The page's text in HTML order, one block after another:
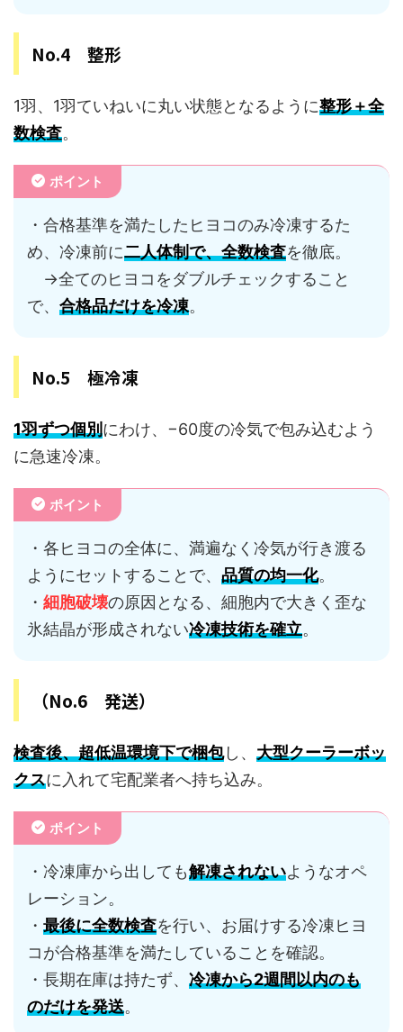
No.4 整形
1羽、1羽ていねいに丸い状態となるように整形＋全
数検査。
ポイント
・合格基準を満たしたヒヨコのみ冷凍するた
め、冷凍前に二人体制で、全数検査を徹底。
→全てのヒヨコをダブルチェックすること
で、 合格品だけを冷凍。
No.5 極冷凍
1羽ずつ個別にわけ、−60度の冷気で包み込むよう
に急速冷凍。
ポイント
・各ヒヨコの全体に、満遍なく冷気が行き渡る
ようにセットすることで、 品質の均一化。
・ 細胞破壊の原因となる、細胞内で大きく歪な
氷結晶が形成されない冷凍技術を確立。
（No.6 発送）
検査後、超低温環境下で梱包し、 大型クーラーボッ
クスに入れて宅配業者へ持ち込み。
ポイント
・冷凍庫から出しても解凍されないようなオペ
レーション。
・ 最後に全数検査を行い、お届けする冷凍ヒヨ
コが合格基準を満たしていることを確認。
・長期在庫は持たず、 冷凍から2週間以内のも
のだけを発送。